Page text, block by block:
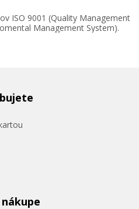
ISO 9001 (Quality Management
Management System).